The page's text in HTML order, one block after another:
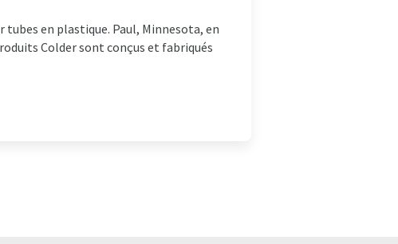
en plastique. Paul, Minnesota, en
Colder sont conçus et fabriqués